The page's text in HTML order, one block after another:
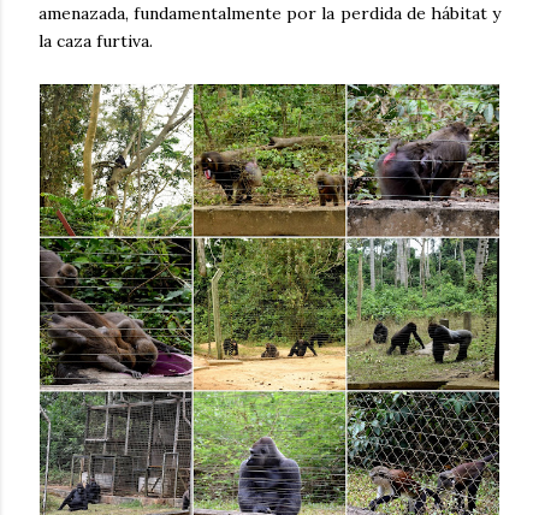
amenazada, fundamentalmente por la perdida de hábitat y
la caza furtiva.